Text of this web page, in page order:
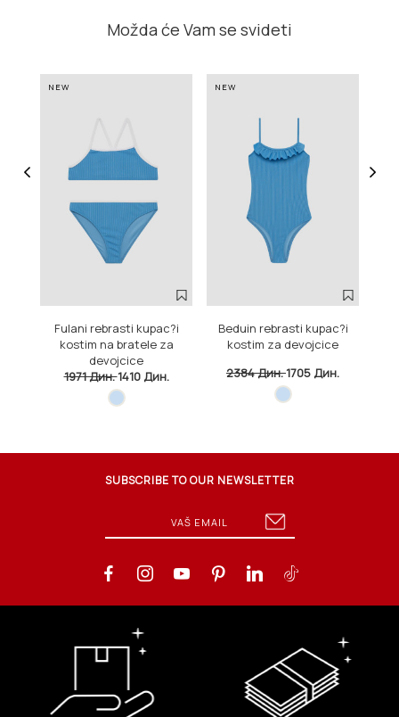
Možda će Vam se svideti
NEW
Fulani rebrasti kupac?i
kostim na bratele za
devojcice
1971 Дин.1410 Дин.
NEW
Beduin rebrasti kupac?i
kostim za devojcice
2384 Дин.1705 Дин.
SUBSCRIBE TO OUR NEWSLETTER